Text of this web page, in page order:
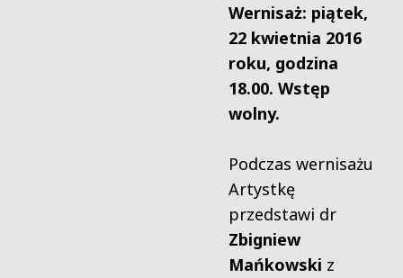
Wernisaż: piątek,
22 kwietnia 2016
roku, godzina
18.00. Wstęp
wolny.
Podczas wernisażu
Artystkę
przedstawi dr
Zbigniew
Mańkowski z